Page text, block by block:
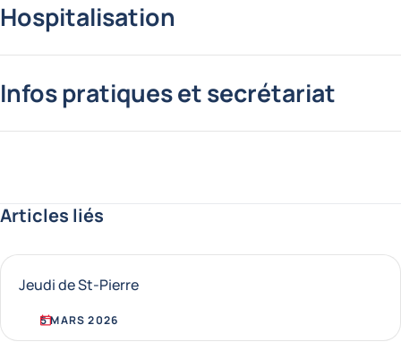
Hospitalisation
Infos pratiques et secrétariat
Articles liés
Jeudi de St-Pierre
5 MARS 2026